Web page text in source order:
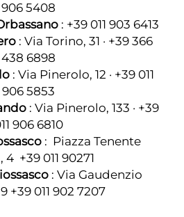
906 5408
: +39 011 903 6413
: Via Torino, 31 · +39 366
438 6898
: Via Pinerolo, 12 · +39 011
906 5853
: Via Pinerolo, 133 · +39
906 6810
: Piazza Tenente
4 +39 011 90271
: Via Gaudenzio
+39 011 902 7207